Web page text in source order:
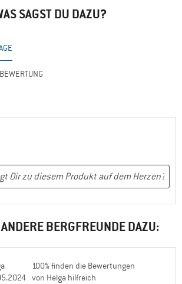
Sehr dünnes Material
SAGST DU DAZU?
BERGFREUNDE DAZU:
100% finden die Bewertungen
von Helga hilfreich